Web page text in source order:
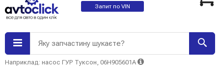
Запит по VIN
Яку запчастину шукаєте?
Наприклад: насос ГУР Туксон, 06H905601A